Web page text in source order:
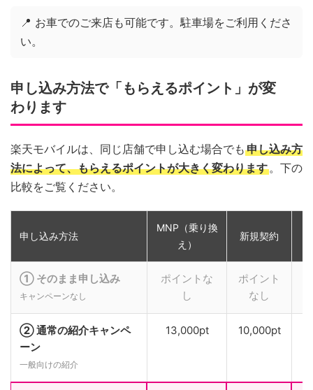
📍 お車でのご来店も可能です。駐車場をご利用くださ
い。
申し込み方法で「もらえるポイント」が変
わります
楽天モバイルは、同じ店舗で申し込む場合でも 申し込み方
法によって、もらえるポイントが大きく変わります。下の
比較をご覧ください。
申し込み方法
MNP（乗り換
え）
新規契約
① そのまま申し込み
キャンペーンなし
ポイントな
し
ポイント
なし
② 通常の紹介キャンペ
ーン
一般向けの紹介
13,000pt 10,000pt